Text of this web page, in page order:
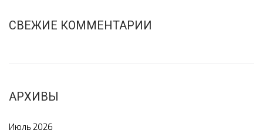
СВЕЖИЕ КОММЕНТАРИИ
АРХИВЫ
Июль 2026